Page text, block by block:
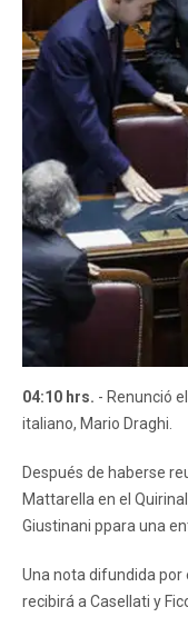
04:10 hrs. - Renunció
italiano, Mario Draghi.
Después de haberse
Mattarella en el
Giustinani ppara una
Una nota difundida por
recibirá a Casellati y